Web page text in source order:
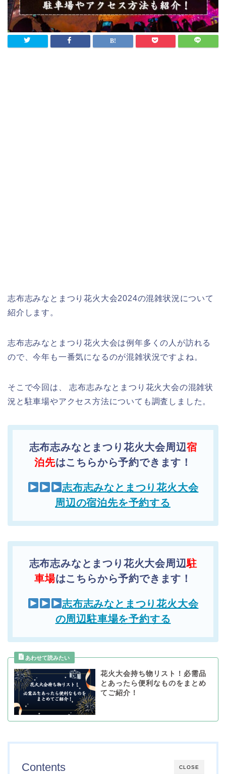
志布志みなとまつり花火大会2024の混雑状況について
紹介します。
志布志みなとまつり花火大会は例年多くの人が訪れる
ので、今年も一番気になるのが混雑状況ですよね。
そこで今回は、 志布志みなとまつり花火大会の混雑状
況と駐車場やアクセス方法についても調査しました。
志布志みなとまつり花火大会周辺宿
泊先はこちらから予約できます！
志布志みなとまつり花火大会
周辺の宿泊先を予約する
志布志みなとまつり花火大会周辺駐
車場はこちらから予約できます！
志布志みなとまつり花火大会
の周辺駐車場を予約する
花火大会持ち物リスト！必需品
とあったら便利なものをまとめ
てご紹介！
CLOSE
Contents